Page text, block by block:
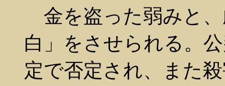
金を盗った弱みと
白」をさせられる。
定で否定され、また